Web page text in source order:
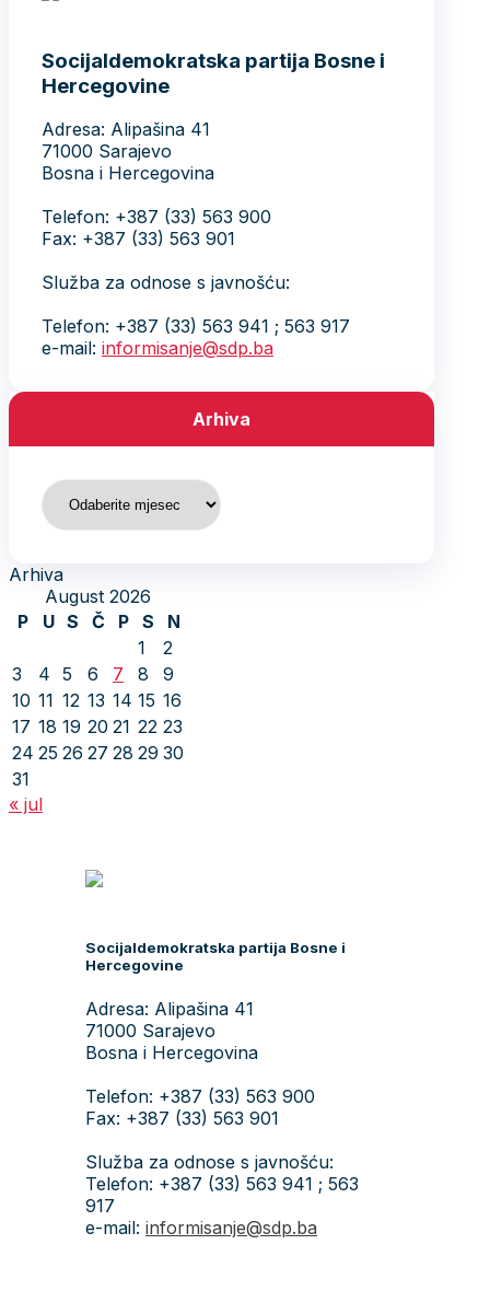
Socijaldemokratska partija Bosne i
Hercegovine
Adresa: Alipašina 41
71000 Sarajevo
Bosna i Hercegovina
Telefon: +387 (33) 563 900
Fax: +387 (33) 563 901
Služba za odnose s javnošću:
Telefon: +387 (33) 563 941 ; 563 917
e-mail: informisanje@sdp.ba
Arhiva
Arhiva
Arhiva
August 2026
P
U S Č P S
N
1
2
3
4 5 6 7 8
9
10 11 12 13 14 15 16
17 18 19 20 21 22 23
24 25 26 27 28 29 30
31
« jul
Socijaldemokratska partija Bosne i
Hercegovine
Adresa: Alipašina 41
71000 Sarajevo
Bosna i Hercegovina
Telefon: +387 (33) 563 900
Fax: +387 (33) 563 901
Služba za odnose s javnošću:
Telefon: +387 (33) 563 941 ; 563
917
e-mail: informisanje@sdp.ba